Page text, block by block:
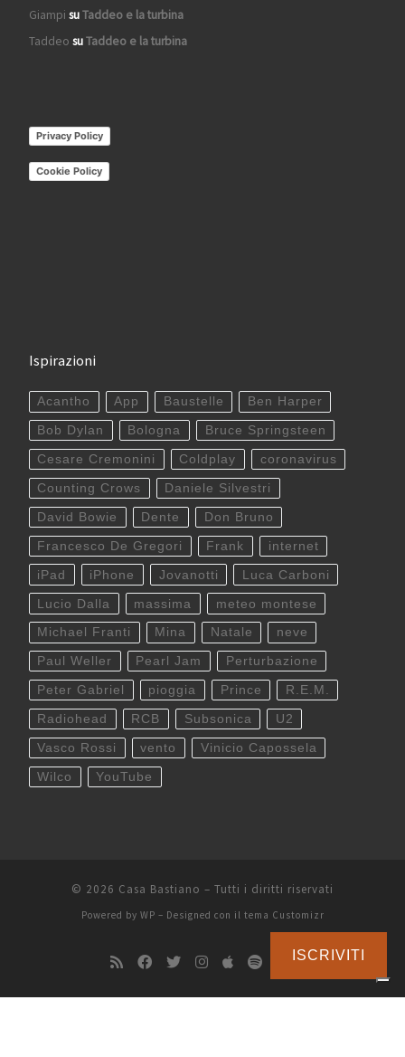
Giampi suTaddeo e la turbina
Taddeo suTaddeo e la turbina
Privacy Policy
Cookie Policy
Ispirazioni
Acantho App Baustelle Ben Harper
Bob Dylan Bologna Bruce Springsteen
Cesare Cremonini Coldplay coronavirus
Counting Crows Daniele Silvestri
David Bowie Dente Don Bruno
Francesco De Gregori Frank internet
iPad iPhone Jovanotti Luca Carboni
Lucio Dalla massima meteo montese
Michael Franti Mina Natale neve
Paul Weller Pearl Jam Perturbazione
Peter Gabriel pioggia Prince R.E.M.
Radiohead RCB Subsonica U2
Vasco Rossi vento Vinicio Capossela
Wilco YouTube
© 2026 Casa Bastiano – Tutti i diritti riservati
Powered by WP – Designed con il tema Customizr
ISCRIVITI